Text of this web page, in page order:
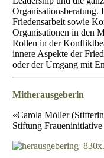
Organisationsberatung.
Friedensarbeit sowie
Organisationen in den
Rollen in der
innere Aspekte der
oder der Umgang mit
Mitherausgeberin
«Carola Möller
Stiftung